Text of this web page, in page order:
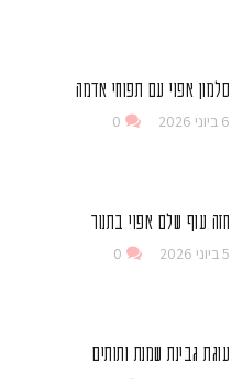
סלמון אפוי עם תפוחי אדמה
6 ביוני 2026 0
חזה עוף שלם אפוי בתנור
5 ביוני 2026 0
עוגת גבינת שמנת ותותים